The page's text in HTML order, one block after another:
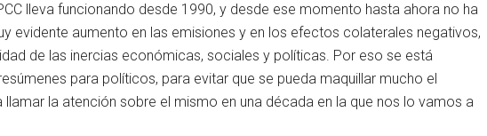
lleva funcionando desde 1990, y desde ese momento hasta ahora no ha
evidente aumento en las emisiones y en los efectos colaterales negativos,
de las inercias económicas, sociales y políticas. Por eso se está
para políticos, para evitar que se pueda maquillar mucho el
la atención sobre el mismo en una década en la que nos lo vamos a